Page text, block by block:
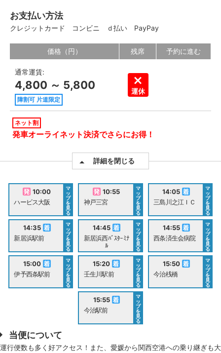
お支払い方法
クレジットカード コンビニ ｄ払い PayPay
価格（円） 残席 予約に進む
通常運賃:
4,800 ～ 5,800
障割可 片道限定
運休
ネット割
発車オーライネット決済でさらにお得！
詳細を閉じる
10:00
ハービス大阪
マ
ッ
プ
を
見
る
10:55
神戸三宮
マ
ッ
プ
を
見
る
14:05
三島川之江ＩＣ
マ
ッ
プ
を
見
る
14:35
新居浜駅前
マ
ッ
プ
を
見
る
14:45
新居浜西ﾊﾞｽﾀｰﾐﾅ
ﾙ
マ
ッ
プ
を
見
る
14:55
西条済生会病院
マ
ッ
プ
を
見
る
15:00
伊予西条駅前
マ
ッ
プ
を
見
る
15:20
壬生川駅前
マ
ッ
プ
を
見
る
15:50
今治桟橋
マ
ッ
プ
を
見
る
15:55
今治駅前
マ
ッ
プ
を
見
る
当便について
運行便数も多く好アクセス！また、愛媛から関西空港への乗り継ぎも大